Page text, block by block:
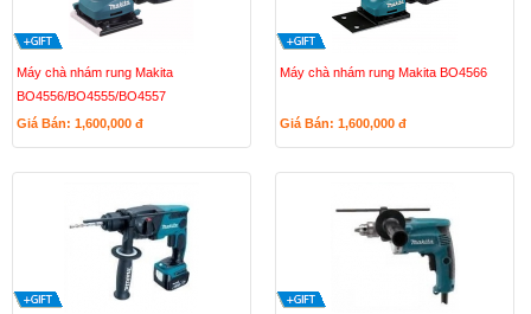
Máy chà nhám rung Makita
BO4556/BO4555/BO4557
Giá Bán: 1,600,000 đ
Máy chà nhám rung Makita BO4566
Giá Bán: 1,600,000 đ